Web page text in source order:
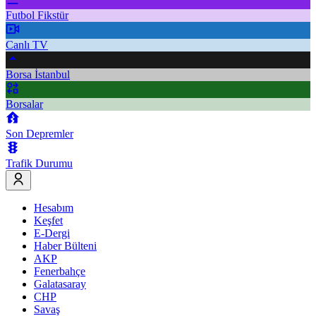
Futbol Fikstür
Canlı TV
Borsa İstanbul
Borsalar
Son Depremler
Trafik Durumu
Hesabım
Keşfet
E-Dergi
Haber Bülteni
AKP
Fenerbahçe
Galatasaray
CHP
Savaş